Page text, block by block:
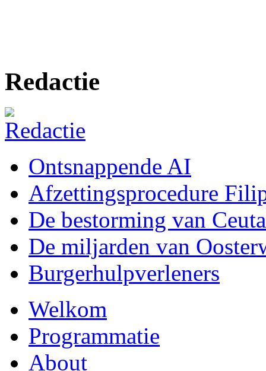
Redactie
Ontsnappende AI
Afzettingsprocedure
De bestorming van Ceuta
De miljarden van
Burgerhulpverleners
Welkom
Programmatie
About